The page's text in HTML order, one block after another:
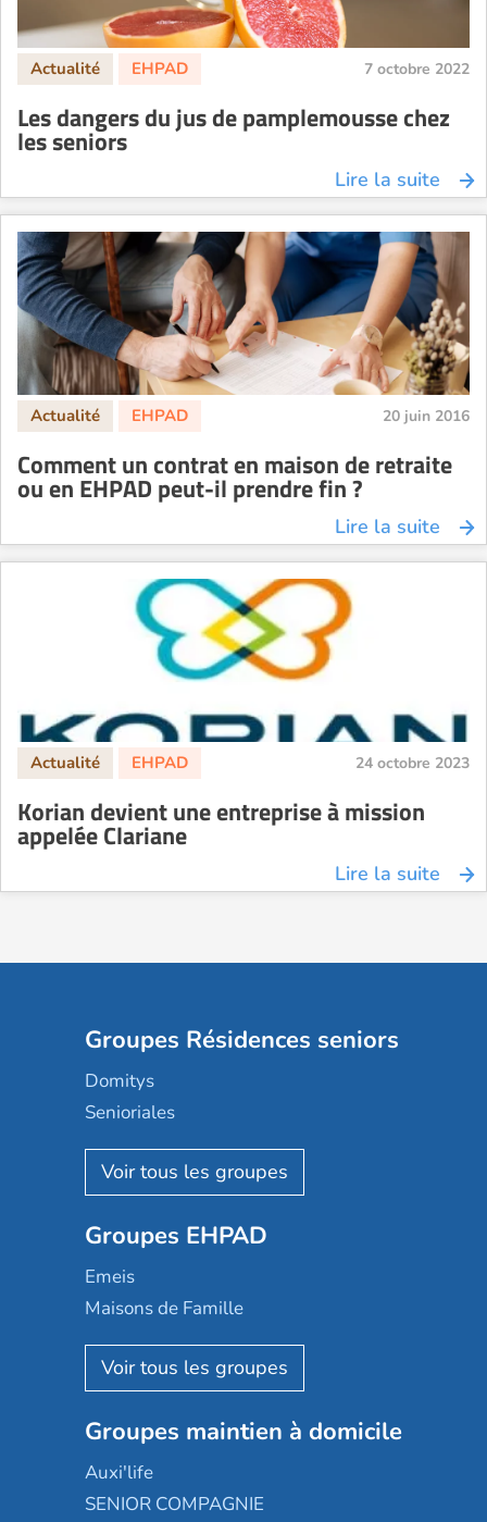
7 octobre 2022
Les dangers du jus de pamplemousse chez
les seniors
Lire la suite
20 juin 2016
Comment un contrat en maison de retraite
ou en EHPAD peut-il prendre fin ?
Lire la suite
24 octobre 2023
Korian devient une entreprise à mission
appelée Clariane
Lire la suite
Groupes Résidences seniors
Domitys
Senioriales
Nohée
Les Résidentiels
Mobicap
Domusvi
Happy Senior
Aquarelia
Nexity edenea
Les jardins d'Arcadie
Occitalia
Appartseniors
Groupes EHPAD
Emeis
Maisons de Famille
Korian
Emera
Groupe SOS
Le Noble Âge
Almage
Groupes maintien à domicile
Auxi'life
SENIOR COMPAGNIE